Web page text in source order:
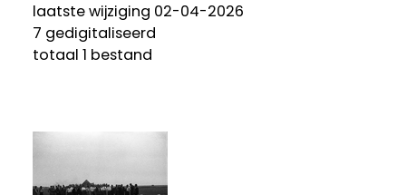
laatste wijziging 02-04-2026
7 gedigitaliseerd
totaal 1 bestand